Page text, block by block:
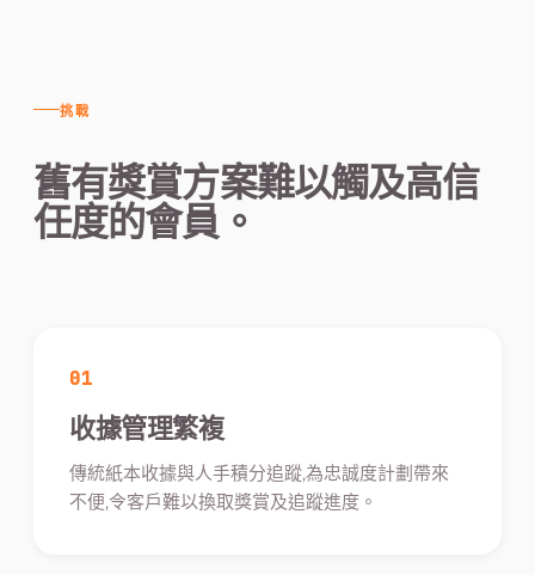
挑戰
舊有獎賞方案難以觸及高信
任度的會員。
01
收據管理繁複
傳統紙本收據與人手積分追蹤,為忠誠度計劃帶來
不便,令客戶難以換取獎賞及追蹤進度。